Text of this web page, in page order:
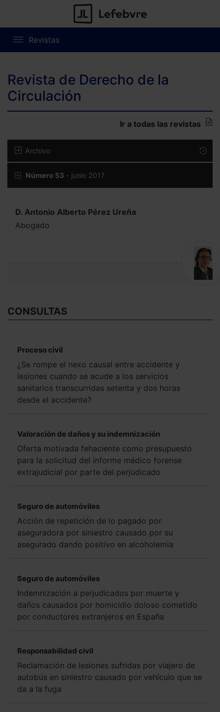
Revistas
Revista de Derecho de la
Circulación
Ir a todas las revistas
Archivo
Número 53 - junio 2017
D. Antonio Alberto Pérez Ureña
Abogado
CONSULTAS
Proceso civil
¿Se rompe el nexo causal entre accidente y
lesiones cuando se acude a los servicios
sanitarios transcurridas setenta y dos horas
desde el accidente?
Valoración de daños y su indemnización
Oferta motivada fehaciente como presupuesto
para la solicitud del informe médico forense
extrajudicial por parte del perjudicado
Seguro de automóviles
Acción de repetición de lo pagado por
aseguradora por siniestro causado por su
asegurado dando positivo en alcoholemia
Seguro de automóviles
Indemnización a perjudicados por muerte y
daños causados por homicidio doloso cometido
por conductores extranjeros en España
Responsabilidad civil
Reclamación de lesiones sufridas por viajero de
autobús en siniestro causado por vehículo que se
da a la fuga